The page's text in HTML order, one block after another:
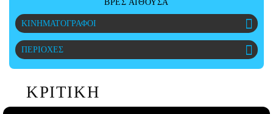
ΑΜΠΑ
PRINT
ΒΡΕΣ ΑΙΘΟΥΣΑ
ΚΙΝΗΜΑΤΟΓΡΑΦΟΙ
ΠΕΡΙΟΧΕΣ
ΚΡΙΤΙΚΗ